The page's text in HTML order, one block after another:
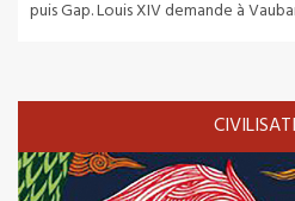
puis Gap. Louis XIV demande à